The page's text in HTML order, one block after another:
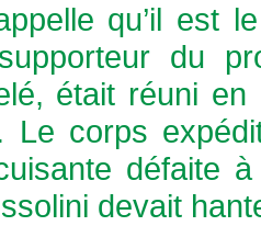
qu’il est
du
était réuni
Le corps
défaite
devait